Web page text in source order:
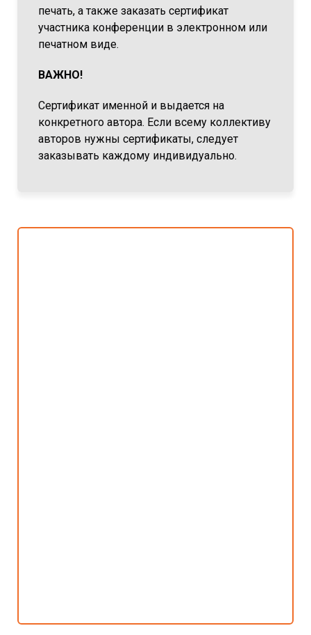
печать, а также заказать сертификат
участника конференции в электронном или
печатном виде.
ВАЖНО!
Сертификат именной и выдается на
конкретного автора. Если всему коллективу
авторов нужны сертификаты, следует
заказывать каждому индивидуально.